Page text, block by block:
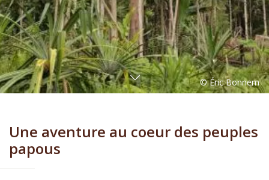
Une aventure au coeur des peuples
papous